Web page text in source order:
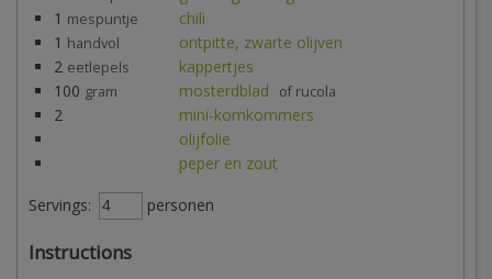
1 mespuntje
chili
1 handvol
ontpitte, zwarte olijven
2 eetlepels
kappertjes
100 gram mosterdblad of rucola
2
mini-komkommers
olijfolie
peper en zout
Servings:
personen
Instructions